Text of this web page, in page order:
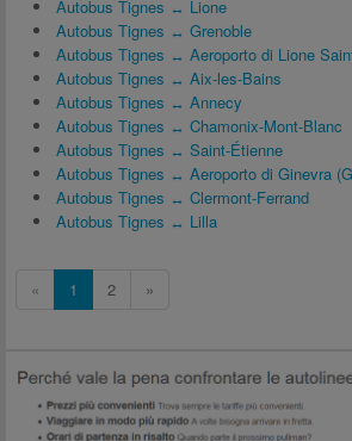
Autobus Tignes ↔ Lione
Autobus Tignes ↔ Grenoble
Autobus Tignes ↔ Aeroporto di Lione
Autobus Tignes ↔ Aix-les-Bains
Autobus Tignes ↔ Annecy
Autobus Tignes ↔ Chamonix-Mont-Blanc
Autobus Tignes ↔ Saint-Étienne
Autobus Tignes ↔ Aeroporto di Ginevra
Autobus Tignes ↔ Clermont-Ferrand
Autobus Tignes ↔ Lilla
« 1 2 »